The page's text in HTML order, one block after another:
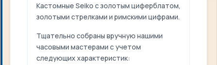
Кастомные Seiko с золотым циферблатом,
золотыми стрелками и римскими цифрами.
Тщательно собраны вручную нашими
часовыми мастерами с учетом
следующих характеристик: